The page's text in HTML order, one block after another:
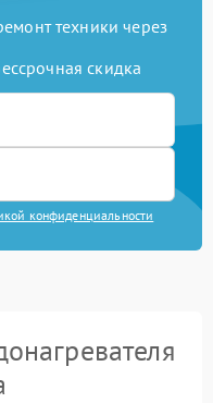
техники через
скидка
конфиденциальности